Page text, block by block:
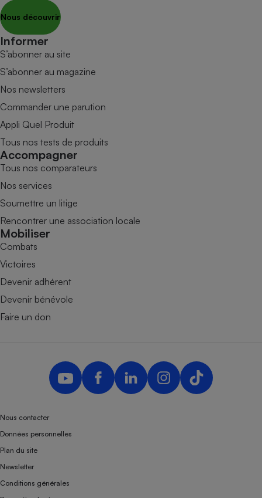
Nous découvrir
Informer
S’abonner au site
S’abonner au magazine
Nos newsletters
Commander une parution
Appli Quel Produit
Tous nos tests de produits
Accompagner
Tous nos comparateurs
Nos services
Soumettre un litige
Rencontrer une association locale
Mobiliser
Combats
Victoires
Devenir adhérent
Devenir bénévole
Faire un don
Nous contacter
Données personnelles
Plan du site
Newsletter
Conditions générales